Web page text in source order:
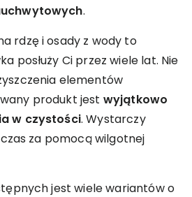
.
rdzę i osady z wody to
posłuży Ci przez wiele lat. Nie
elementów
produkt jest wyjątkowo
w czystości. Wystarczy
za pomocą wilgotnej
jest wiele wariantów o